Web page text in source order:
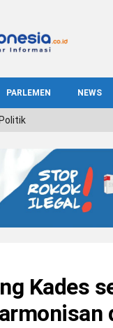
PARLEMEN NEWS
Politik
Kades